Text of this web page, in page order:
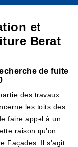
et
Berat
de fuite
des travaux
les toits des
faire appel à un
raison qu'on
Façades. Il s'agit